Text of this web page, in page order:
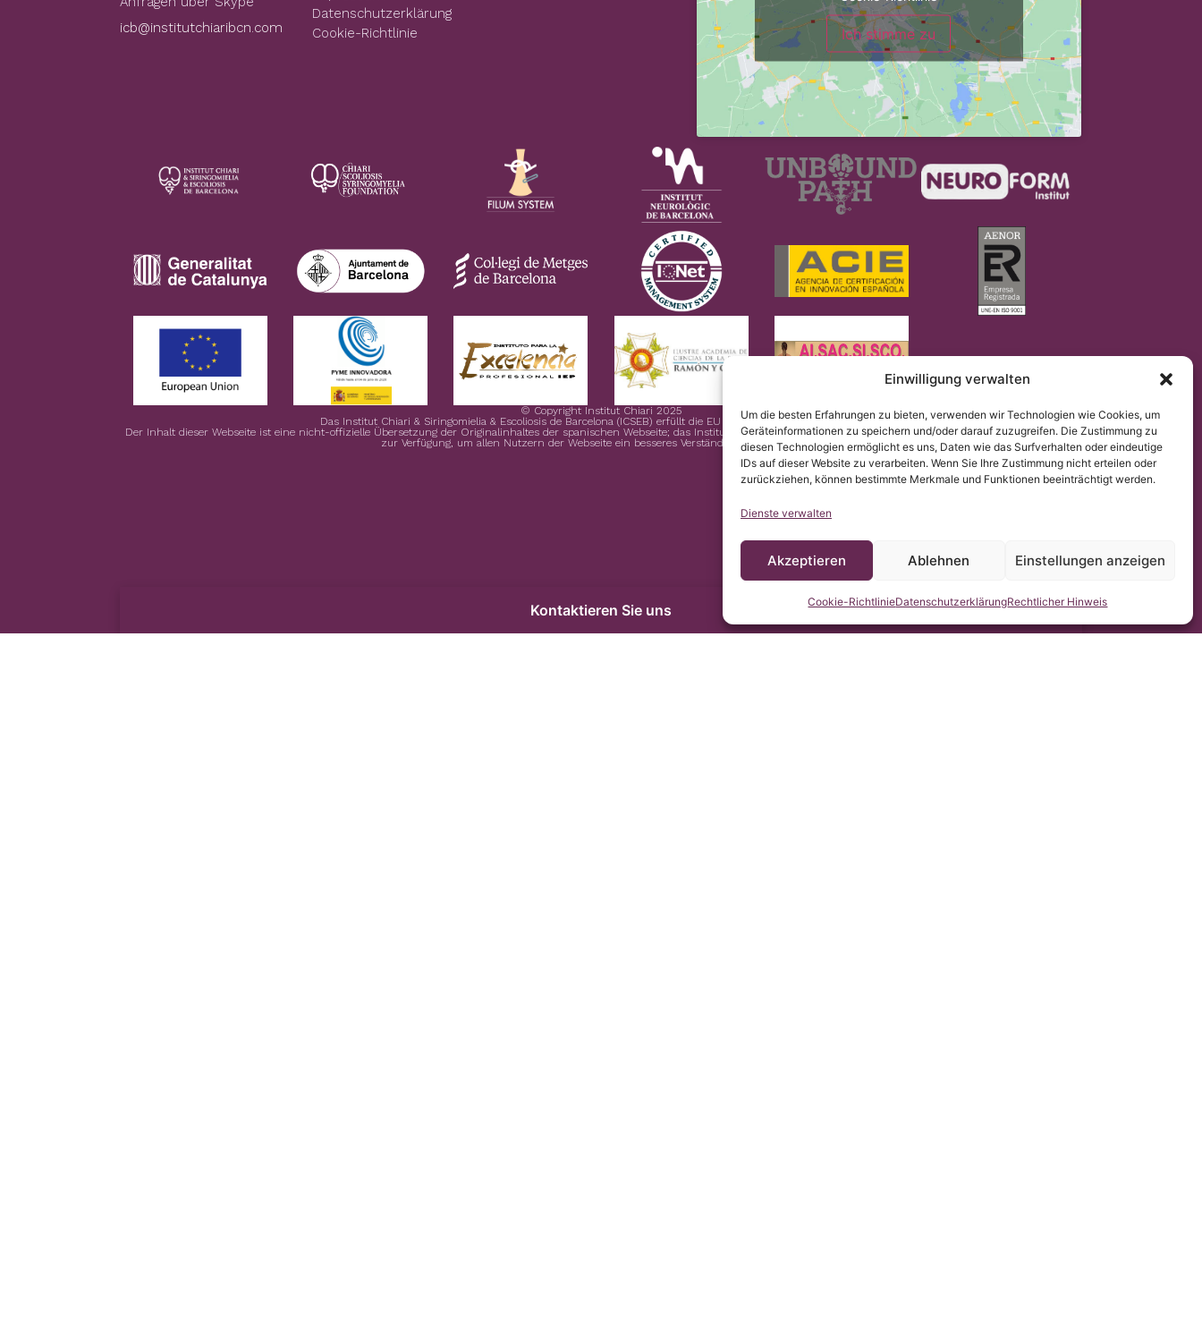
Einwilligung verwalten
Um die besten Erfahrungen zu bieten, verwenden wir Technologien wie Cookies, um
Geräteinformationen zu speichern und/oder darauf zuzugreifen. Die Zustimmung zu
diesen Technologien ermöglicht es uns, Daten wie das Surfverhalten oder eindeutige
IDs auf dieser Website zu verarbeiten. Wenn Sie Ihre Zustimmung nicht erteilen oder
zurückziehen, können bestimmte Merkmale und Funktionen beeinträchtigt werden.
Dienste verwalten
Akzeptieren Ablehnen Einstellungen anzeigen
Cookie-RichtlinieDatenschutzerklärungRechtlicher Hinweis
icb@institutchiaribcn.com
Datenschutzerklärung
Cookie-Richtlinie
Ich stimme zu
© Copyright Institut Chiari 2025
Das Institut Chiari & Siringomielia & Escoliosis de Barcelona (ICSEB) erfüllt die EU Verordnung 2016/679 (DSGVO).
Der Inhalt dieser Webseite ist eine nicht-offizielle Übersetzung der Originalinhaltes der spanischen Webseite; das Institut Chiari & Siringomielia & Escoliosis de Barcelona stellt die Übersetzung
zur Verfügung, um allen Nutzern der Webseite ein besseres Verständnis zu ermöglichen.
Kontaktieren Sie uns